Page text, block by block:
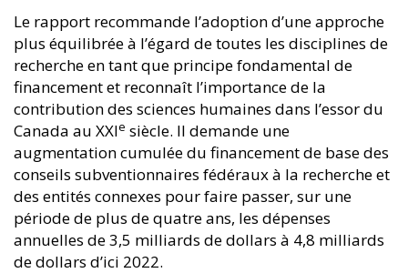
Le rapport recommande l’adoption d’une approche
plus équilibrée à l’égard de toutes les disciplines de
recherche en tant que principe fondamental de
financement et reconnaît l’importance de la
contribution des sciences humaines dans l’essor du
Canada au XXIe siècle. Il demande une
augmentation cumulée du financement de base des
conseils subventionnaires fédéraux à la recherche et
des entités connexes pour faire passer, sur une
période de plus de quatre ans, les dépenses
annuelles de 3,5 milliards de dollars à 4,8 milliards
de dollars d’ici 2022.